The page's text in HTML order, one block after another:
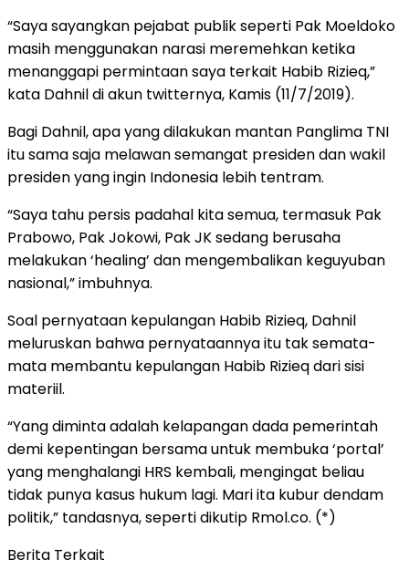
“Saya sayangkan pejabat publik seperti Pak Moeldoko
masih menggunakan narasi meremehkan ketika
menanggapi permintaan saya terkait Habib Rizieq,”
kata Dahnil di akun twitternya, Kamis (11/7/2019).
Bagi Dahnil, apa yang dilakukan mantan Panglima TNI
itu sama saja melawan semangat presiden dan wakil
presiden yang ingin Indonesia lebih tentram.
“Saya tahu persis padahal kita semua, termasuk Pak
Prabowo, Pak Jokowi, Pak JK sedang berusaha
melakukan ‘healing’ dan mengembalikan keguyuban
nasional,” imbuhnya.
Soal pernyataan kepulangan Habib Rizieq, Dahnil
meluruskan bahwa pernyataannya itu tak semata-
mata membantu kepulangan Habib Rizieq dari sisi
materiil.
“Yang diminta adalah kelapangan dada pemerintah
demi kepentingan bersama untuk membuka ‘portal’
yang menghalangi HRS kembali, mengingat beliau
tidak punya kasus hukum lagi. Mari ita kubur dendam
politik,” tandasnya, seperti dikutip Rmol.co. (*)
Berita Terkait